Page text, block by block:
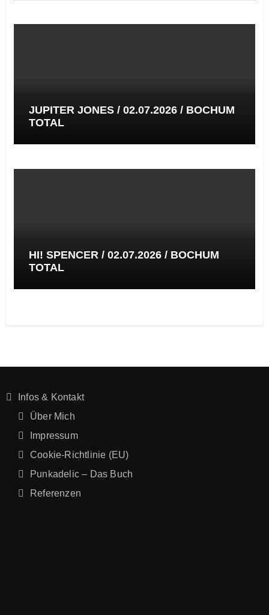
JUPITER JONES / 02.07.2026 / BOCHUM
TOTAL
HI! SPENCER / 02.07.2026 / BOCHUM
TOTAL
Infos & Kontakt
Über Mich
Impressum
Cookie-Richtlinie (EU)
Punkadelic – Das Buch
Referenzen